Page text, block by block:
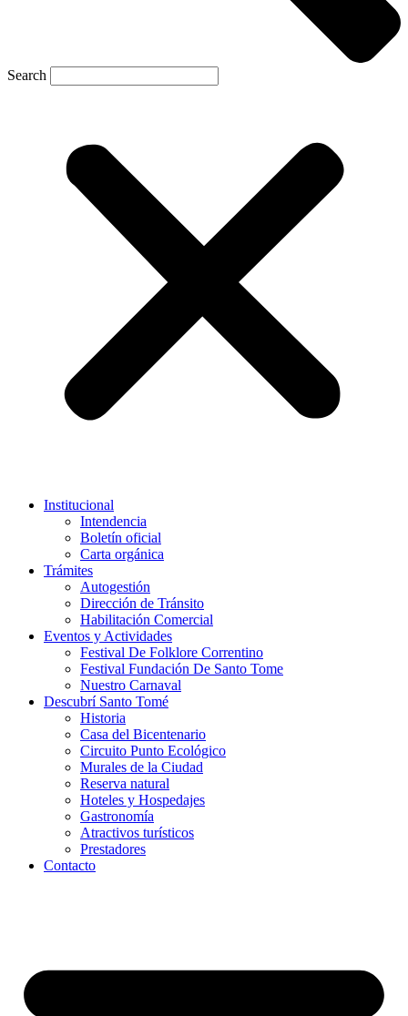
Search
Institucional
Intendencia
Boletín oficial
Carta orgánica
Trámites
Autogestión
Dirección de Tránsito
Habilitación Comercial
Eventos y Actividades
Festival De Folklore Correntino
Festival Fundación De Santo Tome
Nuestro Carnaval
Descubrí Santo Tomé
Historia
Casa del Bicentenario
Circuito Punto Ecológico
Murales de la Ciudad
Reserva natural
Hoteles y Hospedajes
Gastronomía
Atractivos turísticos
Prestadores
Contacto